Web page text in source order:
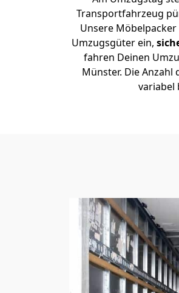
Transportfahrzeug
Unsere
Umzugsgüter ein,
fahren Deinen
Münster. Die
variabel